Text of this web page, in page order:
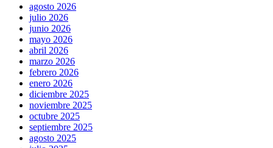
agosto 2026
julio 2026
junio 2026
mayo 2026
abril 2026
marzo 2026
febrero 2026
enero 2026
diciembre 2025
noviembre 2025
octubre 2025
septiembre 2025
agosto 2025